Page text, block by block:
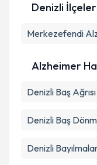
Metni'ni
Denizli
Merkezefendi
Alzheimer
Denizli Baş Ağrısı
Denizli Baş
Denizli